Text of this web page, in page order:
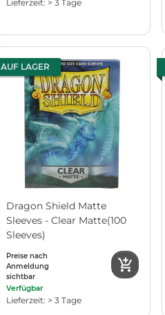
Lieferzeit: > 3 Tage
Dragon Shield Matte
Sleeves - Clear Matte(100
Sleeves)
AUF LAGER
Preise nach
Anmeldung
sichtbar
Verfügbar
Lieferzeit: > 3 Tage